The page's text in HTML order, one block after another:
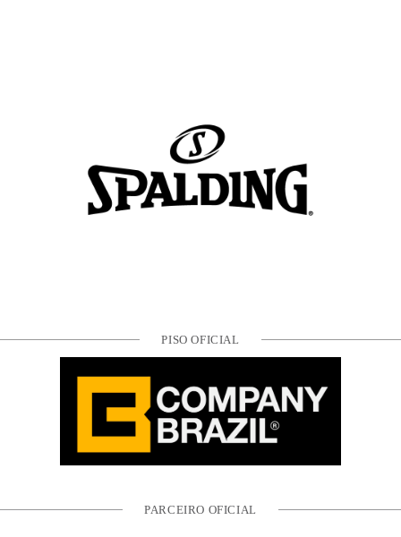
PISO OFICIAL
PARCEIRO OFICIAL